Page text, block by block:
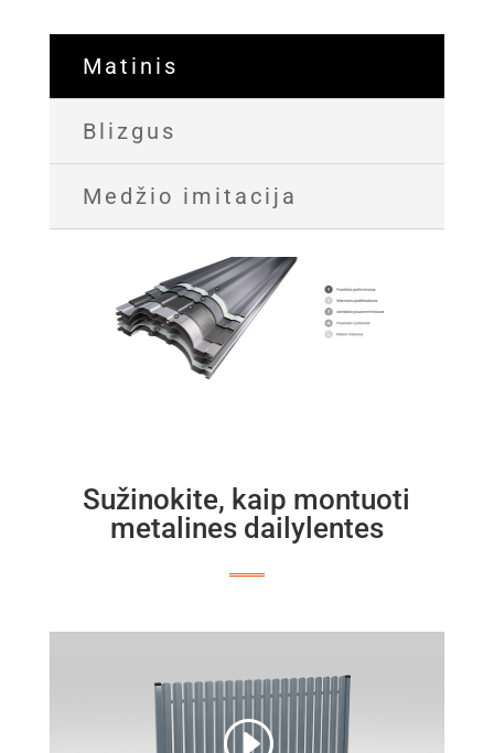
Matinis
Blizgus
Medžio imitacija
Sužinokite, kaip montuoti
metalines dailylentes